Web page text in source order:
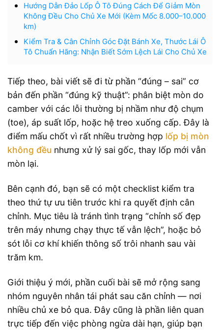
Hướng Dẫn Đảo Lốp Ô Tô Đúng Cách Để Giảm Mòn
Không Đều Cho Chủ Xe Mới (Kèm Mốc 8.000–10.000
km)
Kiểm Tra & Cân Chỉnh Góc Đặt Bánh Xe, Thước Lái Ô
Tô Chuẩn Hãng: Nhận Biết Sớm Lệch Lái Cho Chủ Xe
Tiếp theo, bài viết sẽ đi từ phần “đúng – sai” cơ
bản đến phần “đúng kỹ thuật”: phân biệt mòn do
camber với các lỗi thường bị nhầm như độ chụm
(toe), áp suất lốp, hoặc hệ treo xuống cấp. Đây là
điểm mấu chốt vì rất nhiều trường hợp lốp bị mòn
không đều nhưng xử lý sai gốc, thay lốp mới vẫn
mòn lại.
Bên cạnh đó, bạn sẽ có một checklist kiểm tra
theo thứ tự ưu tiên trước khi ra quyết định cân
chỉnh. Mục tiêu là tránh tình trạng “chỉnh số đẹp
trên máy nhưng chạy thực tế vẫn lệch”, hoặc bỏ
sót lỗi cơ khí khiến thông số trôi nhanh sau vài
trăm km.
Giới thiệu ý mới, phần cuối bài sẽ mở rộng sang
nhóm nguyên nhân tái phát sau căn chỉnh — nơi
nhiều chủ xe bỏ qua. Đây cũng là phần liên quan
trực tiếp đến việc phòng ngừa dài hạn, giúp bạn